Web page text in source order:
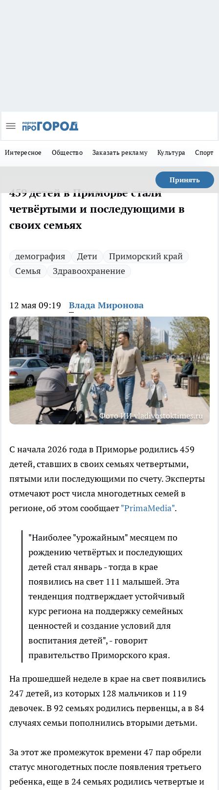
Интересное Общество Заказать рекламу Культура Спорт
Принять
459 детей в Приморье стали
четвёртыми и последующими в
своих семьях
демография Дети
Приморский край
Семья
Здравоохранение
12 мая 09:19 Влада Миронова
Фото ИИ vladivostoktimes.ru
С начала 2026 года в Приморье родились 459
детей, ставших в своих семьях четвертыми,
пятыми или последующими по счету. Эксперты
отмечают рост числа многодетных семей в
регионе, об этом сообщает"PrimaMedia".
"Наиболее "урожайным" месяцем по
рождению четвёртых и последующих
детей стал январь - тогда в крае
появились на свет 111 малышей. Эта
тенденция подтверждает устойчивый
курс региона на поддержку семейных
ценностей и создание условий для
воспитания детей", - говорит
правительство Приморского края.
На прошедшей неделе в крае на свет появились
247 детей, из которых 128 мальчиков и 119
девочек. В 92 семьях родились первенцы, а в 84
случаях семьи пополнились вторыми детьми.
За этот же промежуток времени 47 пар обрели
статус многодетных после появления третьего
ребенка, еще в 24 семьях родились четвертые и